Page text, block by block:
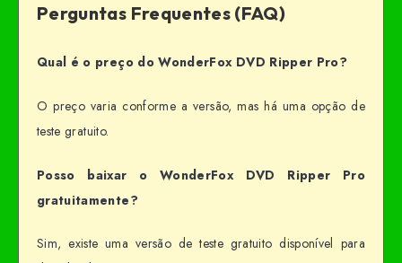
Perguntas Frequentes (FAQ)
Qual é o preço do WonderFox DVD Ripper Pro?
O preço varia conforme a versão, mas há uma opção de
teste gratuito.
Posso baixar o WonderFox DVD Ripper Pro
gratuitamente?
Sim, existe uma versão de teste gratuito disponível para